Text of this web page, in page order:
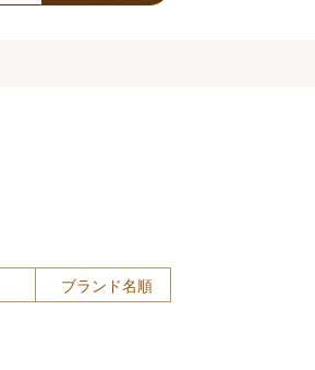
ブランド名順